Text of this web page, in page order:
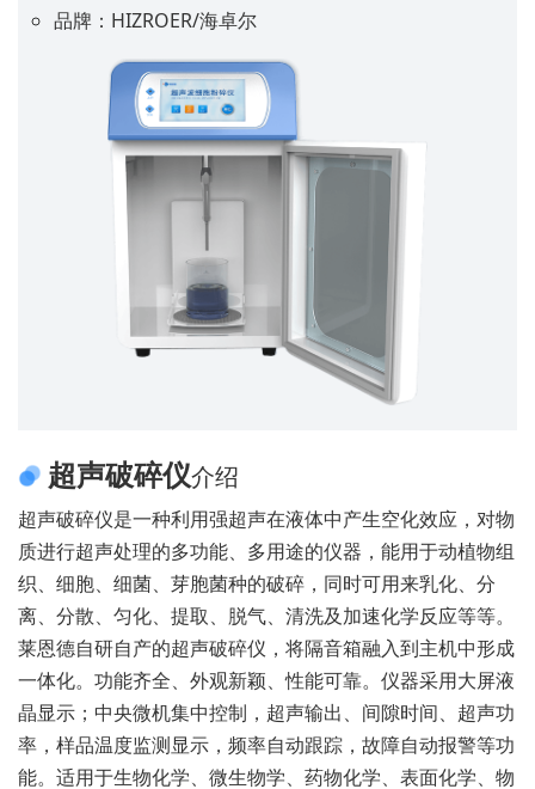
品牌：HIZROER/海卓尔
超声破碎仪介绍
超声破碎仪是一种利用强超声在液体中产生空化效应，对物
质进行超声处理的多功能、多用途的仪器，能用于动植物组
织、细胞、细菌、芽胞菌种的破碎，同时可用来乳化、分
离、分散、匀化、提取、脱气、清洗及加速化学反应等等。
莱恩德自研自产的超声破碎仪，将隔音箱融入到主机中形成
一体化。功能齐全、外观新颖、性能可靠。仪器采用大屏液
晶显示；中央微机集中控制，超声输出、间隙时间、超声功
率，样品温度监测显示，频率自动跟踪，故障自动报警等功
能。适用于生物化学、微生物学、药物化学、表面化学、物